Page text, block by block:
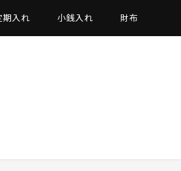
期入れ 小銭入れ 財布